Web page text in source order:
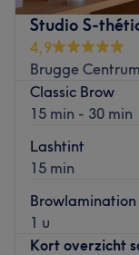
Studio S-
4,9
Brugge
Classic Brow
15 min - 30 min
Lashtint
15 min
Browlamination
1 u
Kort overzicht